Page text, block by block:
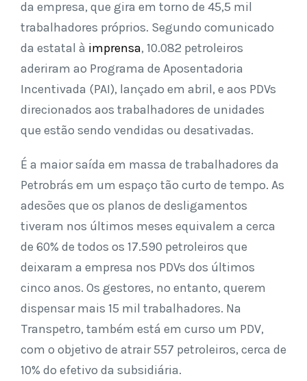
da empresa, que gira em torno de 45,5 mil
trabalhadores próprios. Segundo comunicado
da estatal à imprensa, 10.082 petroleiros
aderiram ao Programa de Aposentadoria
Incentivada (PAI), lançado em abril, e aos PDVs
direcionados aos trabalhadores de unidades
que estão sendo vendidas ou desativadas.
É a maior saída em massa de trabalhadores da
Petrobrás em um espaço tão curto de tempo. As
adesões que os planos de desligamentos
tiveram nos últimos meses equivalem a cerca
de 60% de todos os 17.590 petroleiros que
deixaram a empresa nos PDVs dos últimos
cinco anos. Os gestores, no entanto, querem
dispensar mais 15 mil trabalhadores. Na
Transpetro, também está em curso um PDV,
com o objetivo de atrair 557 petroleiros, cerca de
10% do efetivo da subsidiária.